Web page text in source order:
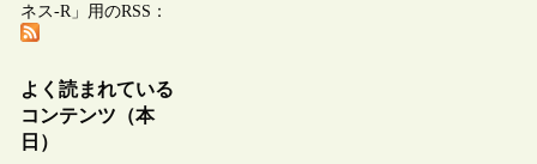
ネス-R」用のRSS：
よく読まれている
コンテンツ（本
日）